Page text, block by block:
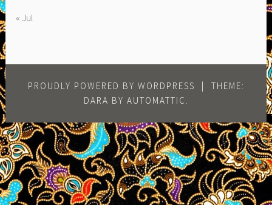
« Jul
PROUDLY POWERED BY WORDPRESS |
THEME:
DARA BY AUTOMATTIC .